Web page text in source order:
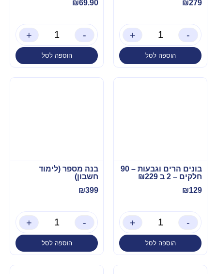
₪279
-
+
הוספה לסל
₪69.90
-
+
הוספה לסל
בונים הרים וגבעות – 90
חלקים – 2 ב ₪229
₪129
-
+
הוספה לסל
בנה מספר (לימוד
חשבון)
₪399
-
+
הוספה לסל